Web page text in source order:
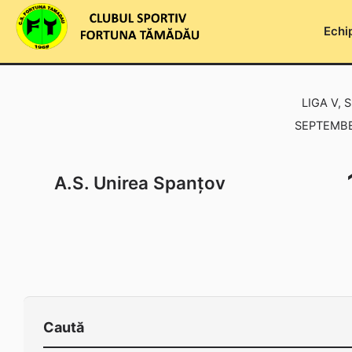
Skip
content
LIGA V,
A.S. Unirea Spanțov
Caută